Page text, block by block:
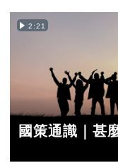
2:21
國策通識｜甚